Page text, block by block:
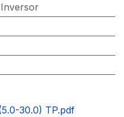
Inversor
30.0) TP.pdf